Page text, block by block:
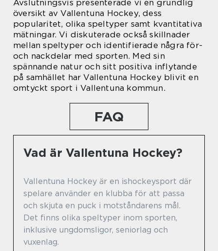
Avslutningsvis presenterade vi en grundlig
översikt av Vallentuna Hockey, dess
popularitet, olika speltyper samt kvantitativa
mätningar. Vi diskuterade också skillnader
mellan speltyper och identifierade några för-
och nackdelar med sporten. Med sin
spännande natur och sitt positiva inflytande
på samhället har Vallentuna Hockey blivit en
omtyckt sport i Vallentuna kommun.
FAQ
Vad är Vallentuna Hockey?
Vallentuna Hockey är en ishockeysport där
spelare använder en klubba för att passa
och skjuta en puck i motståndarens mål.
Det finns olika speltyper inom sporten,
inklusive ungdomsligor, seniorlag och
vuxenlag.